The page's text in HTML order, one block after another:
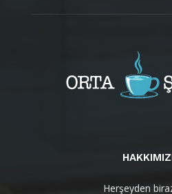
Herşeyden